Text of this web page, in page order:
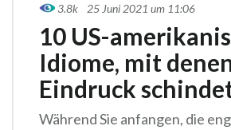
3.8k 25 Juni 2021 um 11:06
10 US-
Idiome, mit
Eindruck
Während Sie anfangen, die